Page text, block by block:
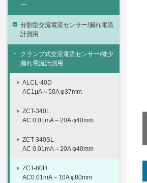
ー
分割型交流電流センサー/漏れ電流
計測用
クランプ式交流電流センサー/微少
漏れ電流計測用
ALCL-40D
AC1μA～50A φ37mm
ZCT-340L
AC 0.01mA～20A φ40mm
ZCT-340SL
AC 0.01mA～20A φ40mm
ZCT-80H
AC0.01mA～10A φ80mm